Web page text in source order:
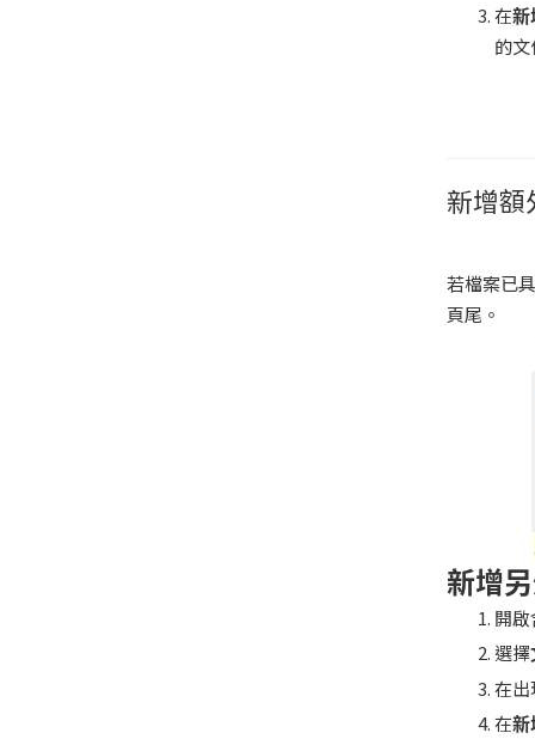
在新
的文
新增額
若檔案已
頁尾。
新增
開
選擇
在出
在新